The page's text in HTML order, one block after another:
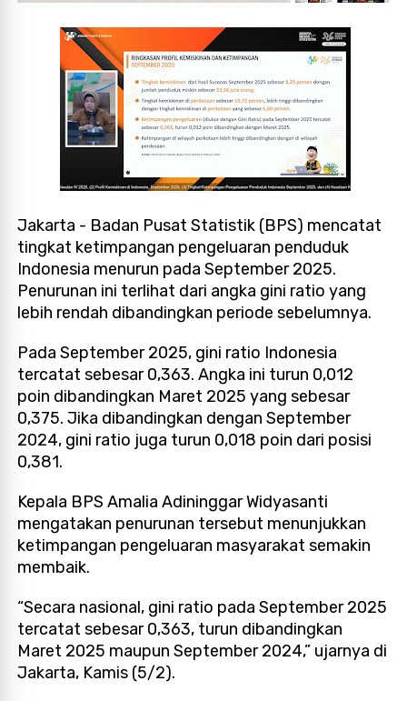
Jakarta - Badan Pusat Statistik (BPS) mencatat
tingkat ketimpangan pengeluaran penduduk
Indonesia menurun pada September 2025.
Penurunan ini terlihat dari angka gini ratio yang
lebih rendah dibandingkan periode sebelumnya.
Pada September 2025, gini ratio Indonesia
tercatat sebesar 0,363. Angka ini turun 0,012
poin dibandingkan Maret 2025 yang sebesar
0,375. Jika dibandingkan dengan September
2024, gini ratio juga turun 0,018 poin dari posisi
0,381.
Kepala BPS Amalia Adininggar Widyasanti
mengatakan penurunan tersebut menunjukkan
ketimpangan pengeluaran masyarakat semakin
membaik.
“Secara nasional, gini ratio pada September 2025
tercatat sebesar 0,363, turun dibandingkan
Maret 2025 maupun September 2024,” ujarnya di
Jakarta, Kamis (5/2).